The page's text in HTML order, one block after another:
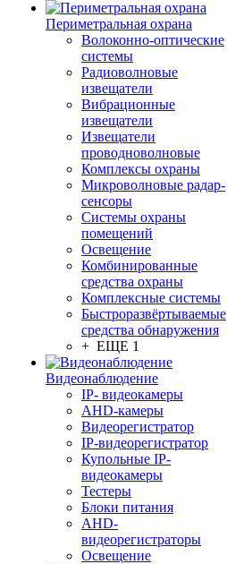
Периметральная охрана
Волоконно-оптические
системы
Радиоволновые
извещатели
Вибрационные
извещатели
Извещатели
проводноволновые
Комплексы охраны
Микроволновые радар-
сенсоры
Системы охраны
помещений
Освещение
Комбинированные
средства охраны
Комплексные системы
Быстроразвёртываемые
средства обнаружения
+ ЕЩЕ 1
Видеонаблюдение
IP- видеокамеры
AHD-камеры
Видеорегистратор
IP-видеорегистратор
Купольные IP-
видеокамеры
Тестеры
Блоки питания
AHD-
видеорегистраторы
Освещение